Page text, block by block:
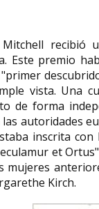
Mitchell recibió
Este premio
vista.​ Una
de forma
autoridades
inscrita
et
mujeres
Kirch.